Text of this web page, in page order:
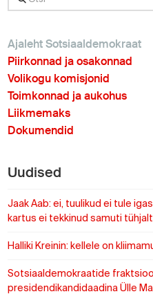
Ajaleht Sotsiaaldemokraat
Piirkonnad ja osakonnad
Volikogu komisjonid
Toimkonnad ja aukohus
Liikmemaks
Dokumendid
Uudised
Jaak Aab: ei, tuulikud ei tule
kartus ei tekkinud samuti
Halliki Kreinin: kellele on
Sotsiaaldemokraatide
presidendikandidaadina Ülle